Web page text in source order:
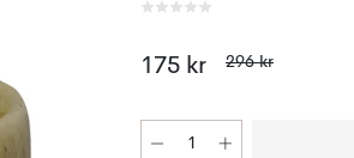
175 kr 296 kr